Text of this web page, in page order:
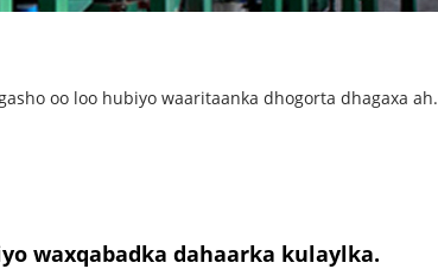
oo loo hubiyo waaritaanka dhogorta dhagaxa ah.
waxqabadka dahaarka kulaylka.